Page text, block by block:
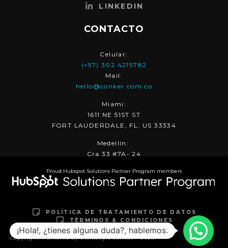
LINKEDIN
CONTACTO
Celular:
(+57) 302 4219782
Mail:
hello@conker.com.co
Miami:
1611 NE 51ST ST
FORT LAUDERDALE, FL. US 33334
Medellín:
Cra 33 #7A- 24
Proud Hubspot Solutions Partner Program members
POLÍTICA DE TRATAMIENTO DE DATOS
TÉRMINOS & CONDICIONES
Copyright – Created By Estrategia Conker – 2025
¡Hola!, ¿tienes alguna duda?, hablemos.